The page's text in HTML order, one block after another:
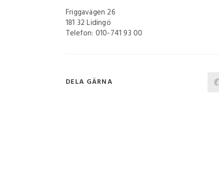
Friggavägen 26
181 32 Lidingö
Telefon: 010-741 93 00
DELA GÄRNA